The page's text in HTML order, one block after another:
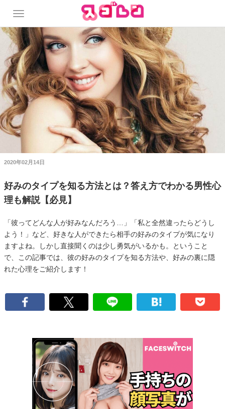
2020年02月14日
好みのタイプを知る方法とは？答え方でわかる男性心
理も解説【必見】
「彼ってどんな人が好みなんだろう…」「私と全然違ったらどうし
よう！」など、好きな人ができたら相手の好みのタイプが気になり
ますよね。しかし直接聞くのは少し勇気がいるかも。ということ
で、この記事では、彼の好みのタイプを知る方法や、好みの裏に隠
れた心理をご紹介します！